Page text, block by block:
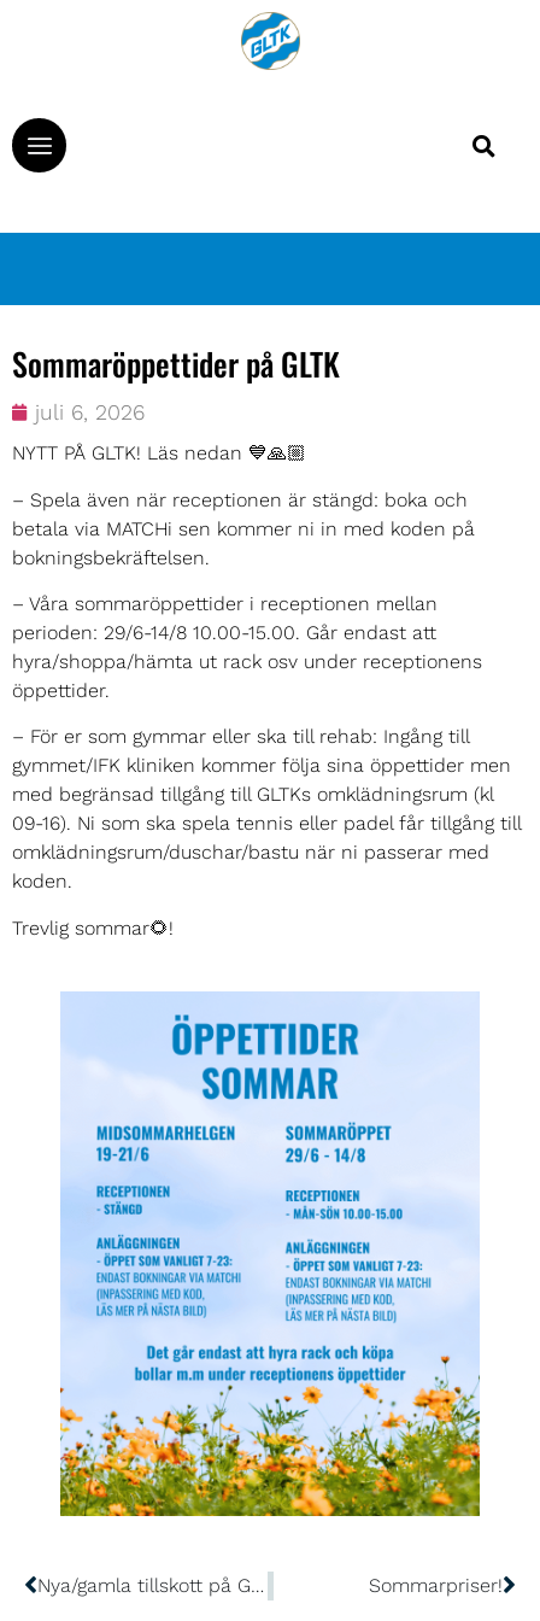
Sommaröppettider på GLTK
juli 6, 2026
NYTT PÅ GLTK! Läs nedan 💙🙏🏼
– Spela även när receptionen är stängd: boka och
betala via MATCHi sen kommer ni in med koden på
bokningsbekräftelsen.
– Våra sommaröppettider i receptionen mellan
perioden: 29/6-14/8 10.00-15.00. Går endast att
hyra/shoppa/hämta ut rack osv under receptionens
öppettider.
– För er som gymmar eller ska till rehab: Ingång till
gymmet/IFK kliniken kommer följa sina öppettider men
med begränsad tillgång till GLTKs omklädningsrum (kl
09-16). Ni som ska spela tennis eller padel får tillgång till
omklädningsrum/duschar/bastu när ni passerar med
koden.
Trevlig sommar🌻!
Nya/gamla tillskott på GLTK! Sommarpriser!